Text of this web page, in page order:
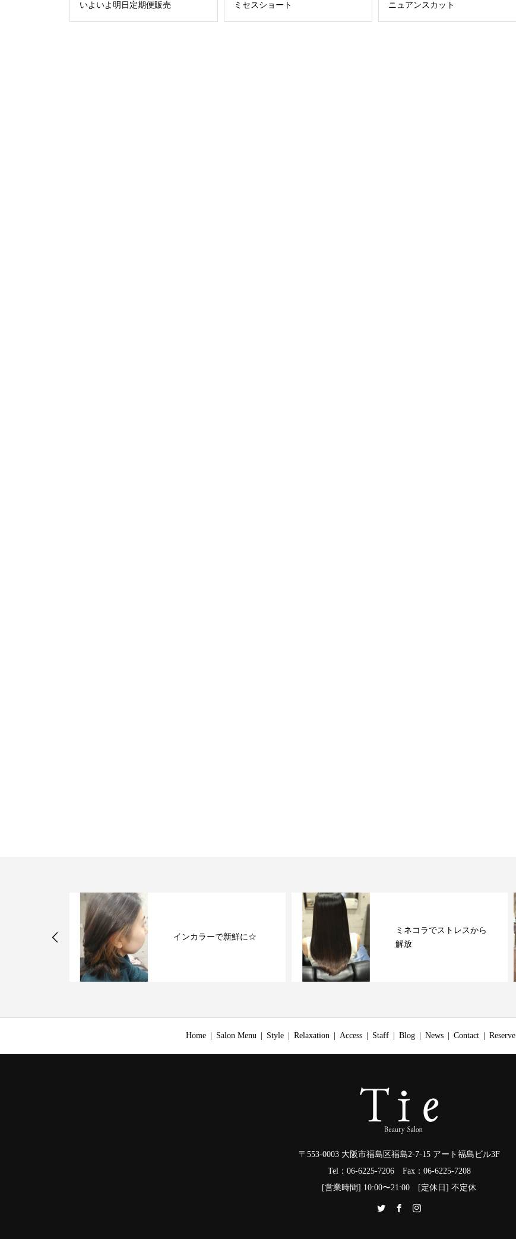
いよいよ明日定期便販売 ミセスショート ニュアンスカット
白髪をハイライトでぼか
す
Home Salon Menu Style Relaxation Access Staff Blog News Contact Reserve
〒553-0003 大阪市福島区福島2-7-15 アート福島ビル3F
Tel：06-6225-7206 Fax：06-6225-7208
[営業時間] 10:00〜21:00 [定休日] 不定休